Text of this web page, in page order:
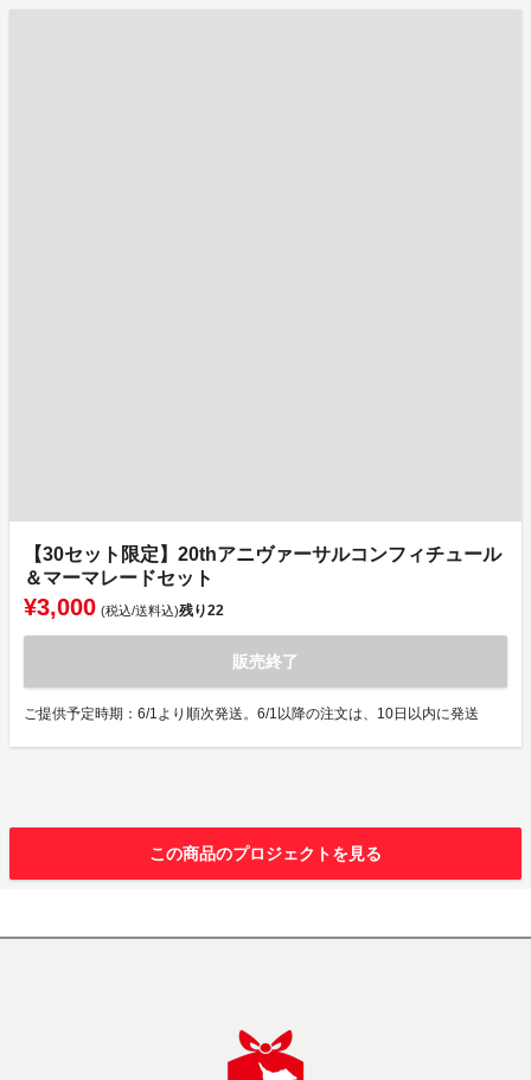
【30セット限定】20thアニヴァーサルコンフィチュール
＆マーマレードセット
¥3,000 (税込/送料込)残り22
販売終了
ご提供予定時期：6/1より順次発送。6/1以降の注文は、10日以内に発送
この商品のプロジェクトを見る